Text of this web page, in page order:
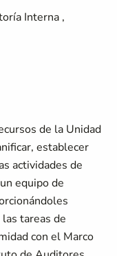
Interna ,
de la Unidad
establecer
actividades de
equipo de
tareas de
con el Marco